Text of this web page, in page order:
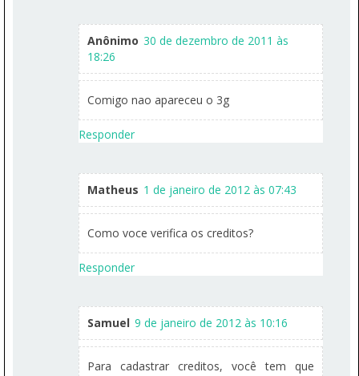
Anônimo 30 de dezembro de 2011 às
18:26
Comigo nao apareceu o 3g
Responder
Matheus 1 de janeiro de 2012 às 07:43
Como voce verifica os creditos?
Responder
Samuel 9 de janeiro de 2012 às 10:16
Para cadastrar creditos, você tem que